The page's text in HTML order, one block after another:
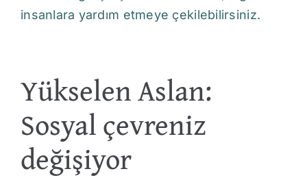
insanlara yardım etmeye çekilebilirsiniz.
Yükselen Aslan:
Sosyal çevreniz
değişiyor